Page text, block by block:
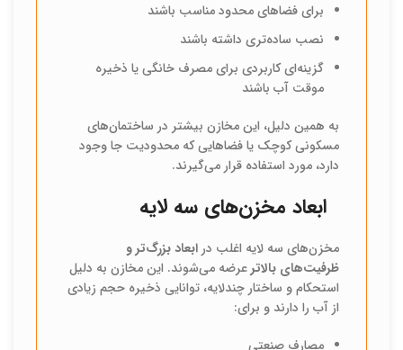
برای فضاهای محدود مناسب باشند
نصب ساده‌تری داشته باشند
گزینه‌ای کاربردی برای مصرف خانگی یا ذخیره
موقت آب باشند
به همین دلیل، این مخازن بیشتر در ساختمان‌های
مسکونی کوچک یا فضاهایی که محدودیت جا وجود
دارد، مورد استفاده قرار می‌گیرند.
ابعاد مخزن‌های سه لایه
مخزن‌های سه لایه اغلب در ابعاد بزرگ‌تر و
ظرفیت‌های بالاترعرضه می‌شوند. این مخازن به دلیل
استحکام و ساختار چندلایه، توانایی ذخیره حجم زیادی
از آب را دارند و برای:
مصارف صنعتی